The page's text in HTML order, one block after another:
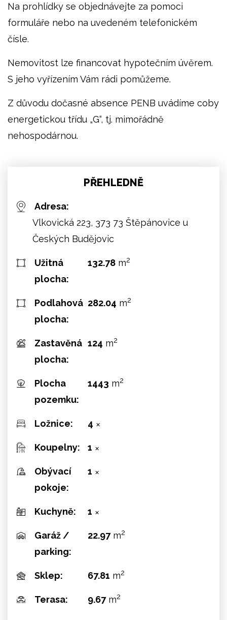
Na prohlídky se objednávejte za pomoci
formuláře nebo na uvedeném telefonickém
čísle.
Nemovitost lze financovat hypotečním úvěrem.
S jeho vyřízením Vám rádi pomůžeme.
Z důvodu dočasné absence PENB uvádíme coby
energetickou třídu „G“, tj. mimořádně
nehospodárnou.
PŘEHLEDNĚ
Adresa:
Vlkovická 223, 373 73 Štěpánovice u
Českých Budějovic
Užitná
plocha:
132.78m2
Podlahová
plocha:
282.04 m2
Zastavěná
plocha:
124 m2
Plocha
pozemku:
1443 m2
Ložnice: 4 ✕
Koupelny: 1 ✕
Obývací
pokoje:
1 ✕
Kuchyně: 1 ✕
Garáž /
parking:
22.97m2
Sklep: 67.81 m2
Terasa: 9.67m2